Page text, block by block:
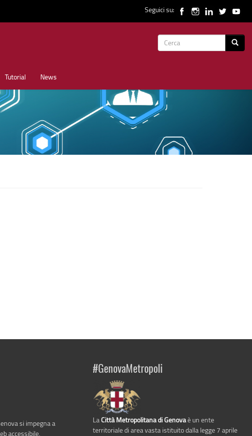
Seguici su:
Form
Tutorial News
si impegna a
accessibile,
#GenovaMetropoli
La Città Metropolitana di Genovaè un ente
territoriale di area vasta istituito dalla legge 7 aprile